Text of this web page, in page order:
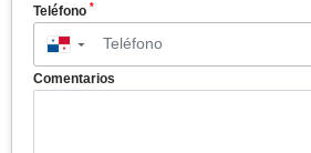
Teléfono *
▼
Comentarios